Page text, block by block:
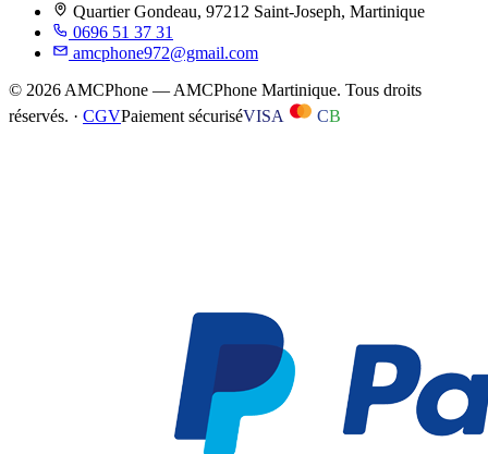
Quartier Gondeau, 97212 Saint-Joseph, Martinique
0696 51 37 31
amcphone972@gmail.com
© 2026 AMCPhone — AMCPhone Martinique. Tous droits
réservés. · CGVPaiement sécuriséVISA CB